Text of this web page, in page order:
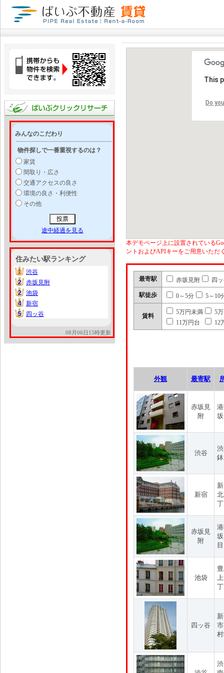
みんなのこだわり
物件探しで一番重視するのは？
家賃
間取り・広さ
交通アクセスの良さ
環境の良さ・利便性
その他
途中経過を見る
住みたい駅ランキング
1
1
渋谷
2
2
赤坂見附
2
2
池袋
4
4
新宿
5
5 四ッ谷
08月06日15時更新
This
Do
本デモページ上に設置されている
ントおよびAPIキーをご用意いただ
最寄駅 赤坂見附 四
駅徒歩 0～5分 5～10
賃料
5万円未満
5
11万円台
12
外観 最寄駅
赤坂見
附
渋谷
新宿
赤坂見
附
目
池袋
四ッ谷